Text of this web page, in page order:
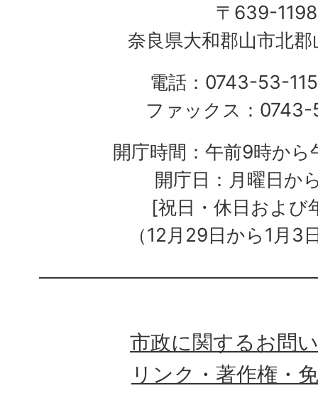
〒639-1198
奈良県大和郡山市北
電話：0743-53-
ファックス：
開庁時間：午前9時か
開庁日：月曜日か
[祝日・休日および
（12月29日から1月3
市政に関するお問
リンク・著作権・